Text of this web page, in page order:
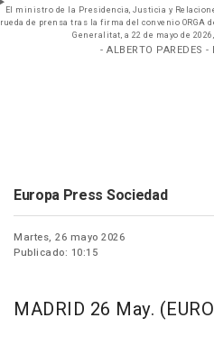
El ministro de la Presidencia, Justicia y
rueda de prensa tras la firma del convenio ORGA
Generalitat, a 22 de mayo de
- ALBERTO PAREDES -
Europa Press Sociedad
Martes, 26 mayo 2026
Publicado: 10:15
MADRID 26 May.